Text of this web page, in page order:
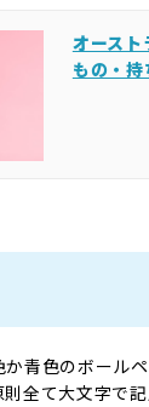
オースト
もの・
青色のボール
全て大文字で